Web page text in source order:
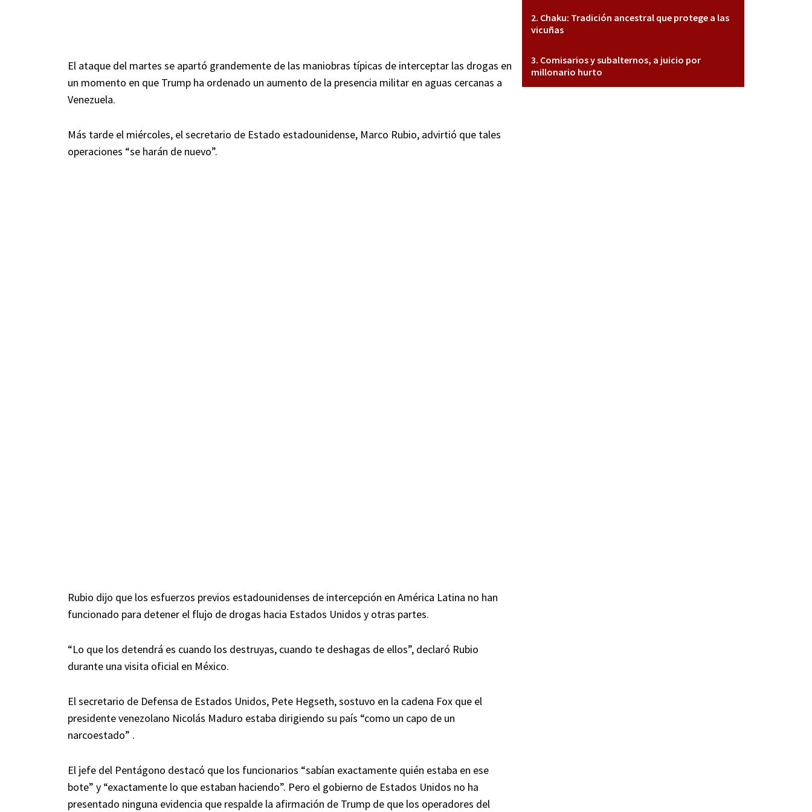
El ataque del martes se apartó grandemente de las maniobras típicas de interceptar las drogas en
un momento en que Trump ha ordenado un aumento de la presencia militar en aguas cercanas a
Venezuela.
Más tarde el miércoles, el secretario de Estado estadounidense, Marco Rubio, advirtió que tales
operaciones “se harán de nuevo”.
Rubio dijo que los esfuerzos previos estadounidenses de intercepción en América Latina no han
funcionado para detener el flujo de drogas hacia Estados Unidos y otras partes.
“Lo que los detendrá es cuando los destruyas, cuando te deshagas de ellos”, declaró Rubio
durante una visita oficial en México.
El secretario de Defensa de Estados Unidos, Pete Hegseth, sostuvo en la cadena Fox que el
presidente venezolano Nicolás Maduro estaba dirigiendo su país “como un capo de un
narcoestado” .
El jefe del Pentágono destacó que los funcionarios “sabían exactamente quién estaba en ese
bote” y “exactamente lo que estaban haciendo”. Pero el gobierno de Estados Unidos no ha
presentado ninguna evidencia que respalde la afirmación de Trump de que los operadores del
Chaku: Tradición ancestral que protege a las
vicuñas
Comisarios y subalternos, a juicio por
millonario hurto